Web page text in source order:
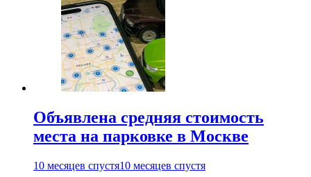
Объявлена средняя стоимость
места на парковке в Москве
10 месяцев спустя10 месяцев спустя